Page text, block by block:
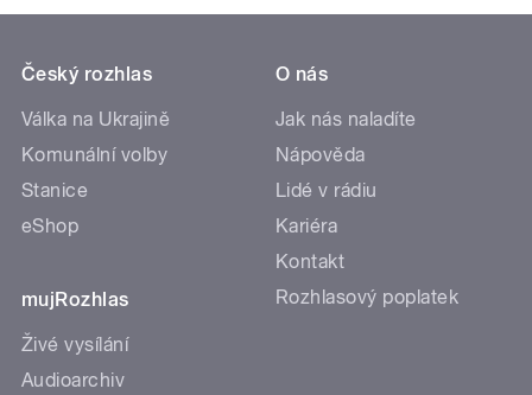
Český rozhlas
Válka na Ukrajině
Komunální volby
Stanice
eShop
mujRozhlas
Živé vysílání
Audioarchiv
O nás
Jak nás naladíte
Nápověda
Lidé v rádiu
Kariéra
Kontakt
Rozhlasový poplatek